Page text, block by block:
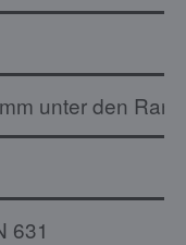
unter den
631